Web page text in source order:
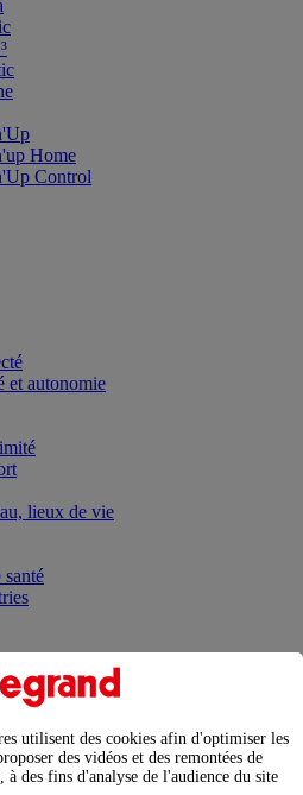
Home
Control
et autonomie
lieux de vie
santé
le fonctionnement des appareils
son tableau électrique
Solutions : concentrer les
de vos performances
utilisent des cookies afin d'optimiser les
des vidéos et des remontées de
à des fins d'analyse de l'audience du site